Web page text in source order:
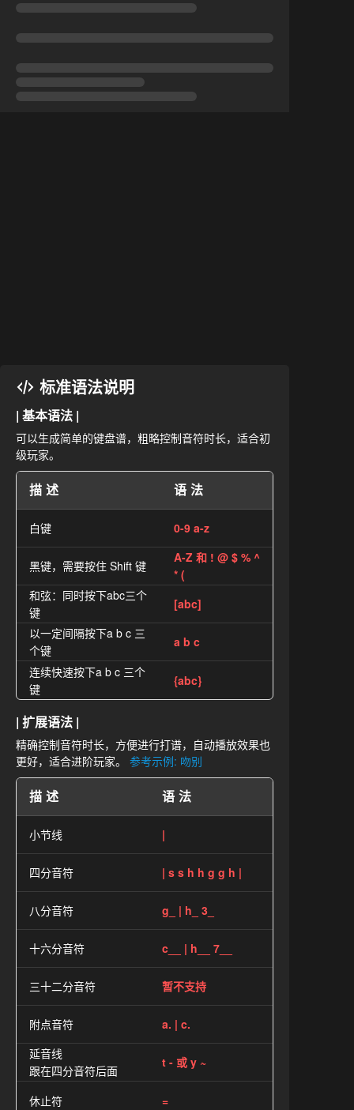
标准语法说明
| 基本语法 |
可以生成简单的键盘谱，粗略控制音符时长，适合初
级玩家。
描述 语法
白键 0-9 a-z
黑键，需要按住 Shift 键
A-Z 和 ! @ $ % ^
* (
和弦：同时按下abc三个
键
[abc]
以一定间隔按下a b c 三
个键
a b c
连续快速按下a b c 三个
键
{abc}
| 扩展语法 |
精确控制音符时长，方便进行打谱，自动播放效果也
更好，适合进阶玩家。参考示例: 吻别
描述 语法
小节线 |
四分音符 | s s h h g g h |
八分音符 g_ | h_ 3_
十六分音符 c__ | h__ 7__
三十二分音符 暂不支持
附点音符
a. | c.
延音线
跟在四分音符后面
t - 或 y ~
休止符 =